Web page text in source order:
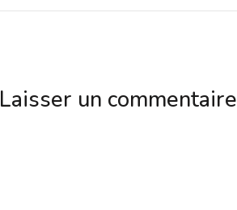
Laisser un commentaire